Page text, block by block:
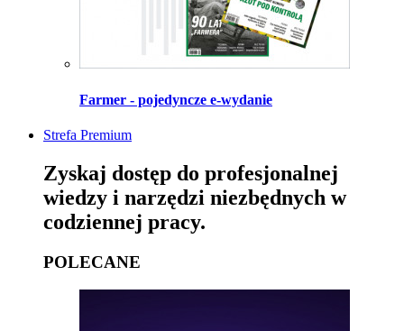
Farmer - pojedyncze e-wydanie
Strefa Premium
Zyskaj dostęp do profesjonalnej
wiedzy i narzędzi niezbędnych w
codziennej pracy.
POLECANE